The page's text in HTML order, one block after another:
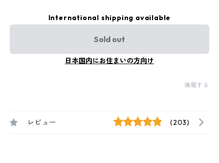
International shipping available
Sold out
日本国内にお住まいの方向け
通報する
レビュー (203)